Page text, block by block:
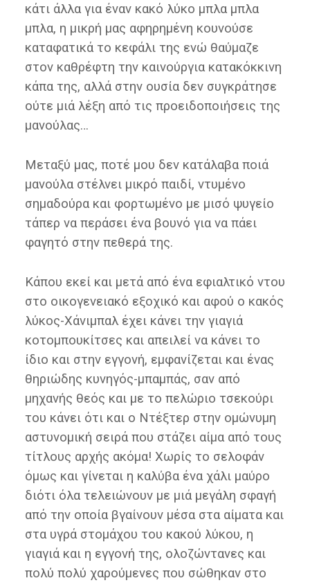
κάτι άλλα για έναν κακό λύκο μπλα μπλα
μπλα, η μικρή μας αφηρημένη κουνούσε
καταφατικά το κεφάλι της ενώ θαύμαζε
στον καθρέφτη την καινούργια κατακόκκινη
κάπα της, αλλά στην ουσία δεν συγκράτησε
ούτε μιά λέξη από τις προειδοποιήσεις της
μανούλας…
Μεταξύ μας, ποτέ μου δεν κατάλαβα ποιά
μανούλα στέλνει μικρό παιδί, ντυμένο
σημαδούρα και φορτωμένο με μισό ψυγείο
τάπερ να περάσει ένα βουνό για να πάει
φαγητό στην πεθερά της.
Κάπου εκεί και μετά από ένα εφιαλτικό ντου
στο οικογενειακό εξοχικό και αφού ο κακός
λύκος-Χάνιμπαλ έχει κάνει την γιαγιά
κοτομπουκίτσες και απειλεί να κάνει το
ίδιο και στην εγγονή, εμφανίζεται και ένας
θηριώδης κυνηγός-μπαμπάς, σαν από
μηχανής θεός και με το πελώριο τσεκούρι
του κάνει ότι και ο Ντέξτερ στην ομώνυμη
αστυνομική σειρά που στάζει αίμα από τους
τίτλους αρχής ακόμα! Χωρίς το σελοφάν
όμως και γίνεται η καλύβα ένα χάλι μαύρο
διότι όλα τελειώνουν με μιά μεγάλη σφαγή
από την οποία βγαίνουν μέσα στα αίματα και
στα υγρά στομάχου του κακού λύκου, η
γιαγιά και η εγγονή της, ολοζώντανες και
πολύ πολύ χαρούμενες που σώθηκαν στο